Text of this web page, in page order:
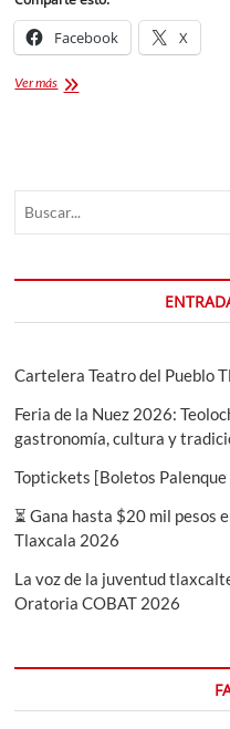
Facebook X
Ver másDel
era
del
animal
el
Altiplano
Cartelera Teatro del Pueblo
Feria de la Nuez 2026:
gastronomía, cultura y
Toptickets [Boletos
⏳ Gana hasta $20 mil pesos
Tlaxcala 2026
La voz de la juventud
Oratoria COBAT 2026